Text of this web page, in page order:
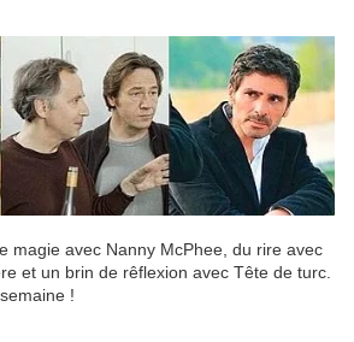
magie avec Nanny McPhee, du rire avec
et un brin de rêflexion avec Tête de turc.
!